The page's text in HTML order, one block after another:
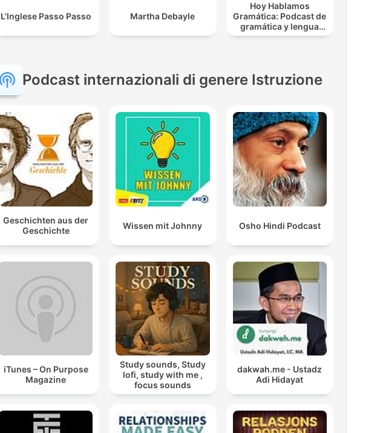
L'Inglese Passo Passo Martha Debayle
Hoy Hablamos
Gramática: Podcast de
gramática y lengua
española | Spanish
Podcast internazionali di genere Istruzione
Geschichten aus der
Geschichte
Wissen mit Johnny Osho Hindi Podcast
iTunes – On Purpose
Magazine
Study sounds, Study
lofi, study with me ,
focus sounds
dakwah.me - Ustadz
Adi Hidayat